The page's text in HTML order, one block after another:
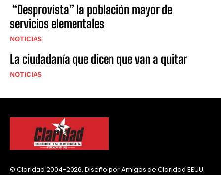
“Desprovista” la población mayor de
servicios elementales
NOTICIAS
La ciudadanía que dicen que van a quitar
NOTICIAS
© Claridad 2004-2026. Diseño por Amigos de Claridad EEUU.